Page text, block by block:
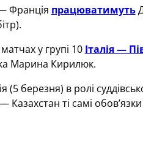
Франція працюватимуть
у групі 10 Італія —
Марина Кирилюк.
березня) в ролі
ті самі обов’язки